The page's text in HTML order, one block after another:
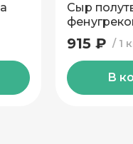
Сыр
1
915 ₽
В